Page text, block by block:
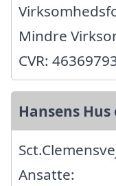
Mindre
CVR:
Hansens Hus
Ansatte: